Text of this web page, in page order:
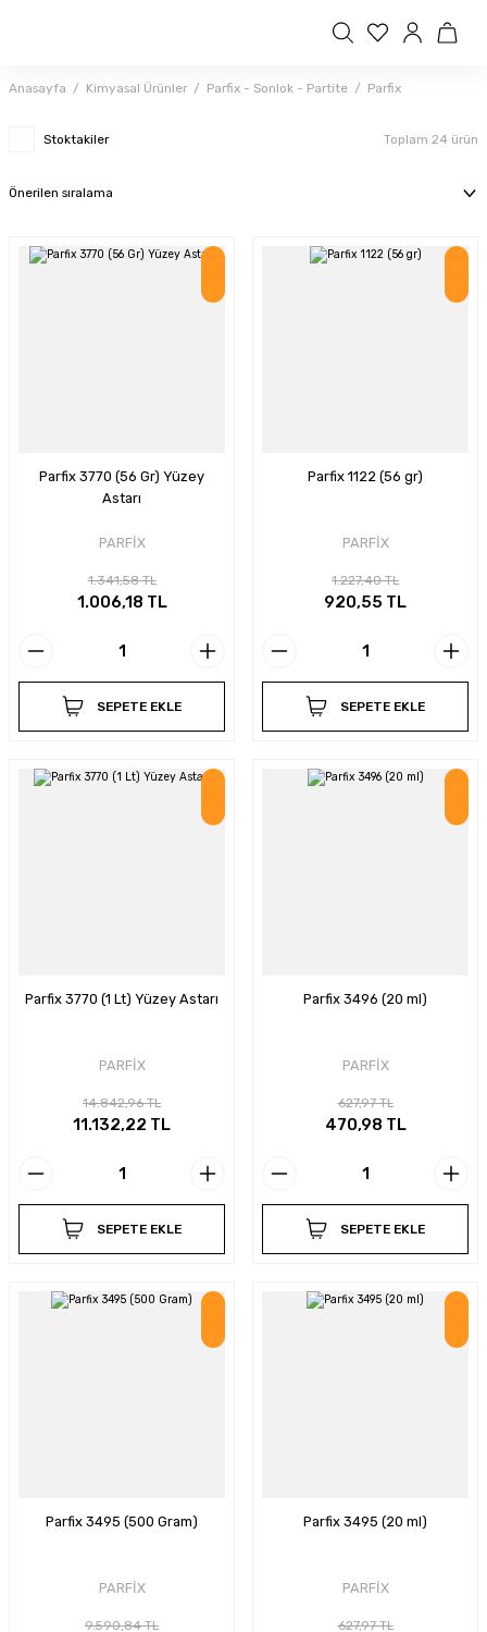
Anasayfa Kimyasal Ürünler Parfix - Sonlok - Partite Parfix
Stoktakiler Toplam 24 ürün
Parfix 3770 (56 Gr) Yüzey
Astarı
PARFİX
1.341,58 TL
1.006,18 TL
SEPETE EKLE
Parfix 1122 (56 gr)
PARFİX
1.227,40 TL
920,55 TL
SEPETE EKLE
Parfix 3770 (1 Lt) Yüzey Astarı
PARFİX
14.842,96 TL
11.132,22 TL
SEPETE EKLE
Parfix 3496 (20 ml)
PARFİX
627,97 TL
470,98 TL
SEPETE EKLE
Parfix 3495 (500 Gram)
PARFİX
9.590,84 TL
Parfix 3495 (20 ml)
PARFİX
627,97 TL